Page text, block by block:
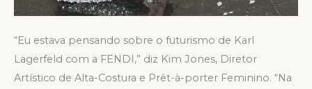
“Eu estava pensando sobre o futurismo de Karl
Lagerfeld com a FENDI,” diz Kim Jones, Diretor
Artístico de Alta-Costura e Prêt-à-porter Feminino. “Na